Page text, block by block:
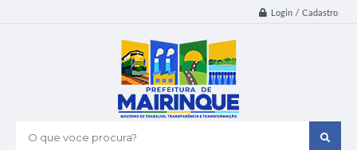
Login / Cadastro
O que voce procura?